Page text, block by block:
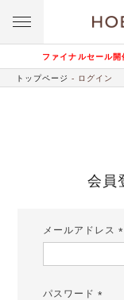
ファイナルセール開
トップページ ログイン
会員
メールアドレス
パスワード